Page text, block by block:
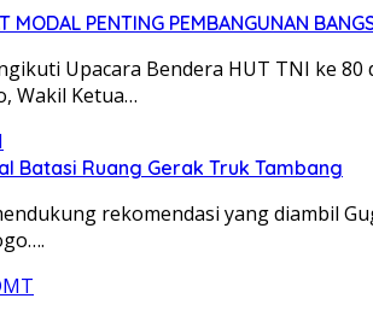
MODAL PENTING PEMBANGUNAN
Upacara Bendera HUT TNI ke
Wakil Ketua…
Batasi Ruang Gerak Truk Tambang
rekomendasi yang diambil